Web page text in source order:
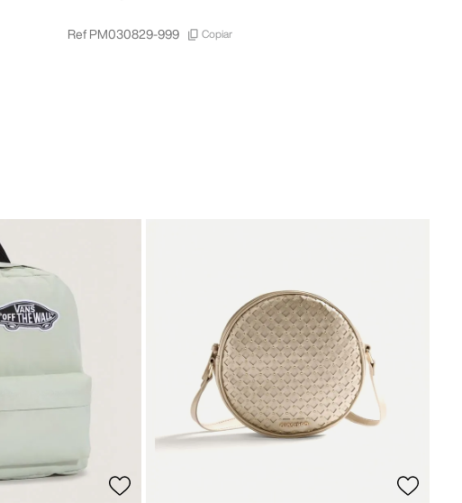
Ref PM030829-999 Copiar